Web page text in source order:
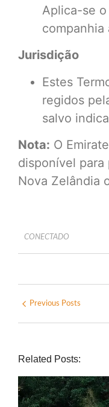
Aplica-se
companhia
Jurisdição
Estes
regidos
salvo
Nota: O
disponível para
Nova Zelândia
CONECTADO
Previous Posts
Related Posts: